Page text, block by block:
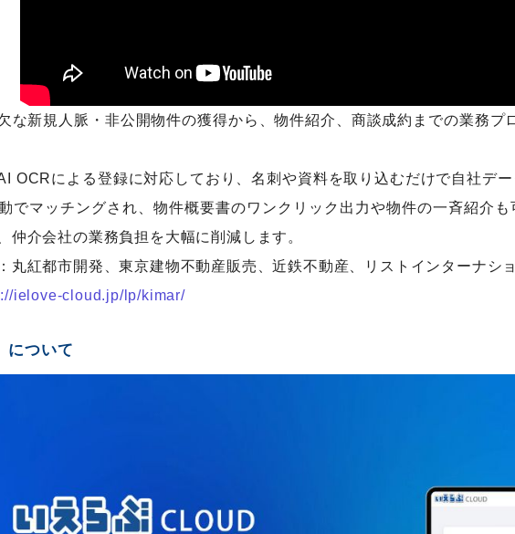
な新規人脈・非公開物件の獲得から、物件紹介、商談成約までの業務プ
OCRによる登録に対応しており、名刺や資料を取り込むだけで自社デ
でマッチングされ、物件概要書のワンクリック出力や物件の一斉紹介
仲介会社の業務負担を大幅に削減します。
丸紅都市開発、東京建物不動産販売、近鉄不動産、リストインターナシ
ielove-cloud.jp/lp/kimar/
について